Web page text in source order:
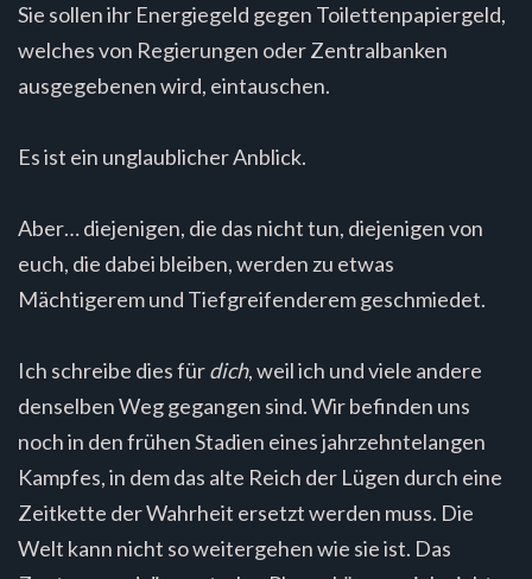
Sie sollen ihr Energiegeld gegen Toilettenpapiergeld,
welches von Regierungen oder Zentralbanken
ausgegebenen wird, eintauschen.
Es ist ein unglaublicher Anblick.
Aber… diejenigen, die das nicht tun, diejenigen von
euch, die dabei bleiben, werden zu etwas
Mächtigerem und Tiefgreifenderem geschmiedet.
Ich schreibe dies fürdich, weil ich und viele andere
denselben Weg gegangen sind. Wir befinden uns
noch in den frühen Stadien eines jahrzehntelangen
Kampfes, in dem das alte Reich der Lügen durch eine
Zeitkette der Wahrheit ersetzt werden muss. Die
Welt kann nicht so weitergehen wie sie ist. Das